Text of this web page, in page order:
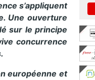
s’appliquent
Une ouverture
sur le principe
concurrence
européenne et